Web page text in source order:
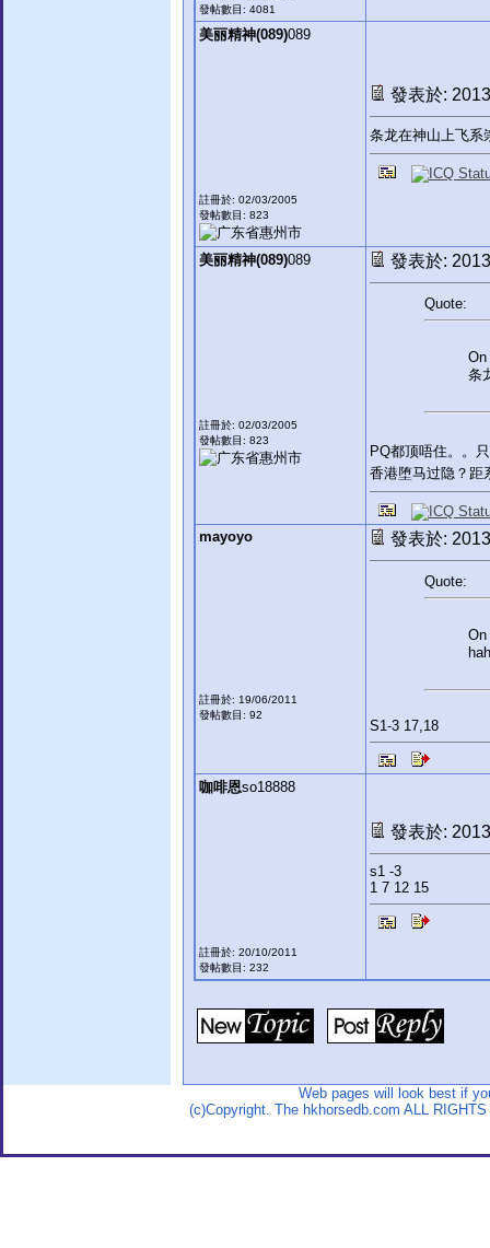
發帖數目: 4081
美丽精神(089)089
註冊於: 02/03/2005
發帖數目: 823
發表於:
条龙在神山上飞系
美丽精神(089)089
註冊於: 02/03/2005
發帖數目: 823
發表於:
Quote:
On
条
PQ都顶唔住。。
香港堕马过隐？
mayoyo
註冊於: 19/06/2011
發帖數目: 92
發表於:
Quote:
On
S1-3 17,18
咖啡恩so18888
註冊於: 20/10/2011
發帖數目: 232
發表於:
s1 -3
1 7 12 15
Web pages will look best if
(c)Copyright. The hkhorsedb.com ALL